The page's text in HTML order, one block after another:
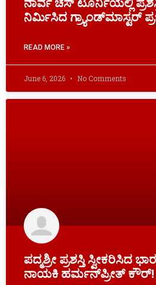
ನಿರ್ಮಿಸಿದ ಗ್ರ್ಯಾಂಡ್‌ಮಾಸ್ಟರ್
READ MORE »
June 6, 2026 No Comments
ಪದ್ಮಶ್ರೀ ಪ್ರಶಸ್ತಿ ಸ್ವೀಕರಿಸಿದ
ನಾಯಕಿ ಹರ್ಮನ್​ಪ್ರೀತ್​ ಕೌರ್​​!